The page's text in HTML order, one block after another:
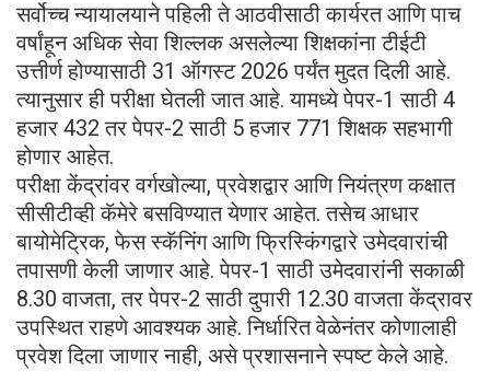
सर्वोच्च न्यायालयाने पहिली ते आठवीसाठी कार्यरत आणि पाच
वर्षांहून अधिक सेवा शिल्लक असलेल्या शिक्षकांना टीईटी
उत्तीर्ण होण्यासाठी 31 ऑगस्ट 2026 पर्यंत मुदत दिली आहे.
त्यानुसार ही परीक्षा घेतली जात आहे. यामध्ये पेपर-1 साठी 4
हजार 432 तर पेपर-2 साठी 5 हजार 771 शिक्षक सहभागी
होणार आहेत.
परीक्षा केंद्रांवर वर्गखोल्या, प्रवेशद्वार आणि नियंत्रण कक्षात
सीसीटीव्ही कॅमेरे बसविण्यात येणार आहेत. तसेच आधार
बायोमेट्रिक, फेस स्कॅनिंग आणि फ्रिस्किंगद्वारे उमेदवारांची
तपासणी केली जाणार आहे. पेपर-1 साठी उमेदवारांनी सकाळी
8.30 वाजता, तर पेपर-2 साठी दुपारी 12.30 वाजता केंद्रावर
उपस्थित राहणे आवश्यक आहे. निर्धारित वेळेनंतर कोणालाही
प्रवेश दिला जाणार नाही, असे प्रशासनाने स्पष्ट केले आहे.